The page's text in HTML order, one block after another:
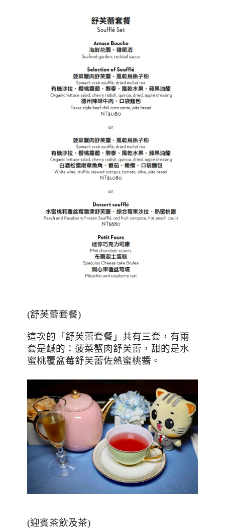
(舒芙蕾套餐)
這次的「舒芙蕾套餐」共有三套，有兩
套是鹹的：菠菜蟹肉舒芙蕾，甜的是水
蜜桃覆盆莓舒芙蕾佐熱蜜桃醬。
(迎賓茶飲及茶)